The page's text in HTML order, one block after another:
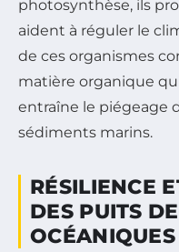
photosynthèse, ils
aident à réguler le
de ces organismes
matière organique
entraîne le piégeage
sédiments marins.
RÉSILIENCE
DES PUITS
OCÉANIQUES